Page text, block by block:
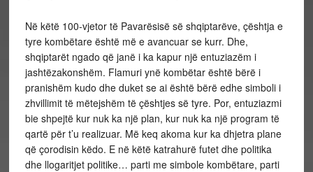
Në këtë 100-vjetor të Pavarësisë së shqiptarëve, çështja e
tyre kombëtare është më e avancuar se kurr. Dhe,
shqiptarët ngado që janë i ka kapur një entuziazëm i
jashtëzakonshëm. Flamuri ynë kombëtar është bërë i
pranishëm kudo dhe duket se ai është bërë edhe simboli i
zhvillimit të mëtejshëm të çështjes së tyre. Por, entuziazmi
bie shpejtë kur nuk ka një plan, kur nuk ka një program të
qartë për t’u realizuar. Më keq akoma kur ka dhjetra plane
që çorodisin këdo. E në këtë katrahurë futet dhe politika
dhe llogaritjet politike… parti me simbole kombëtare, parti